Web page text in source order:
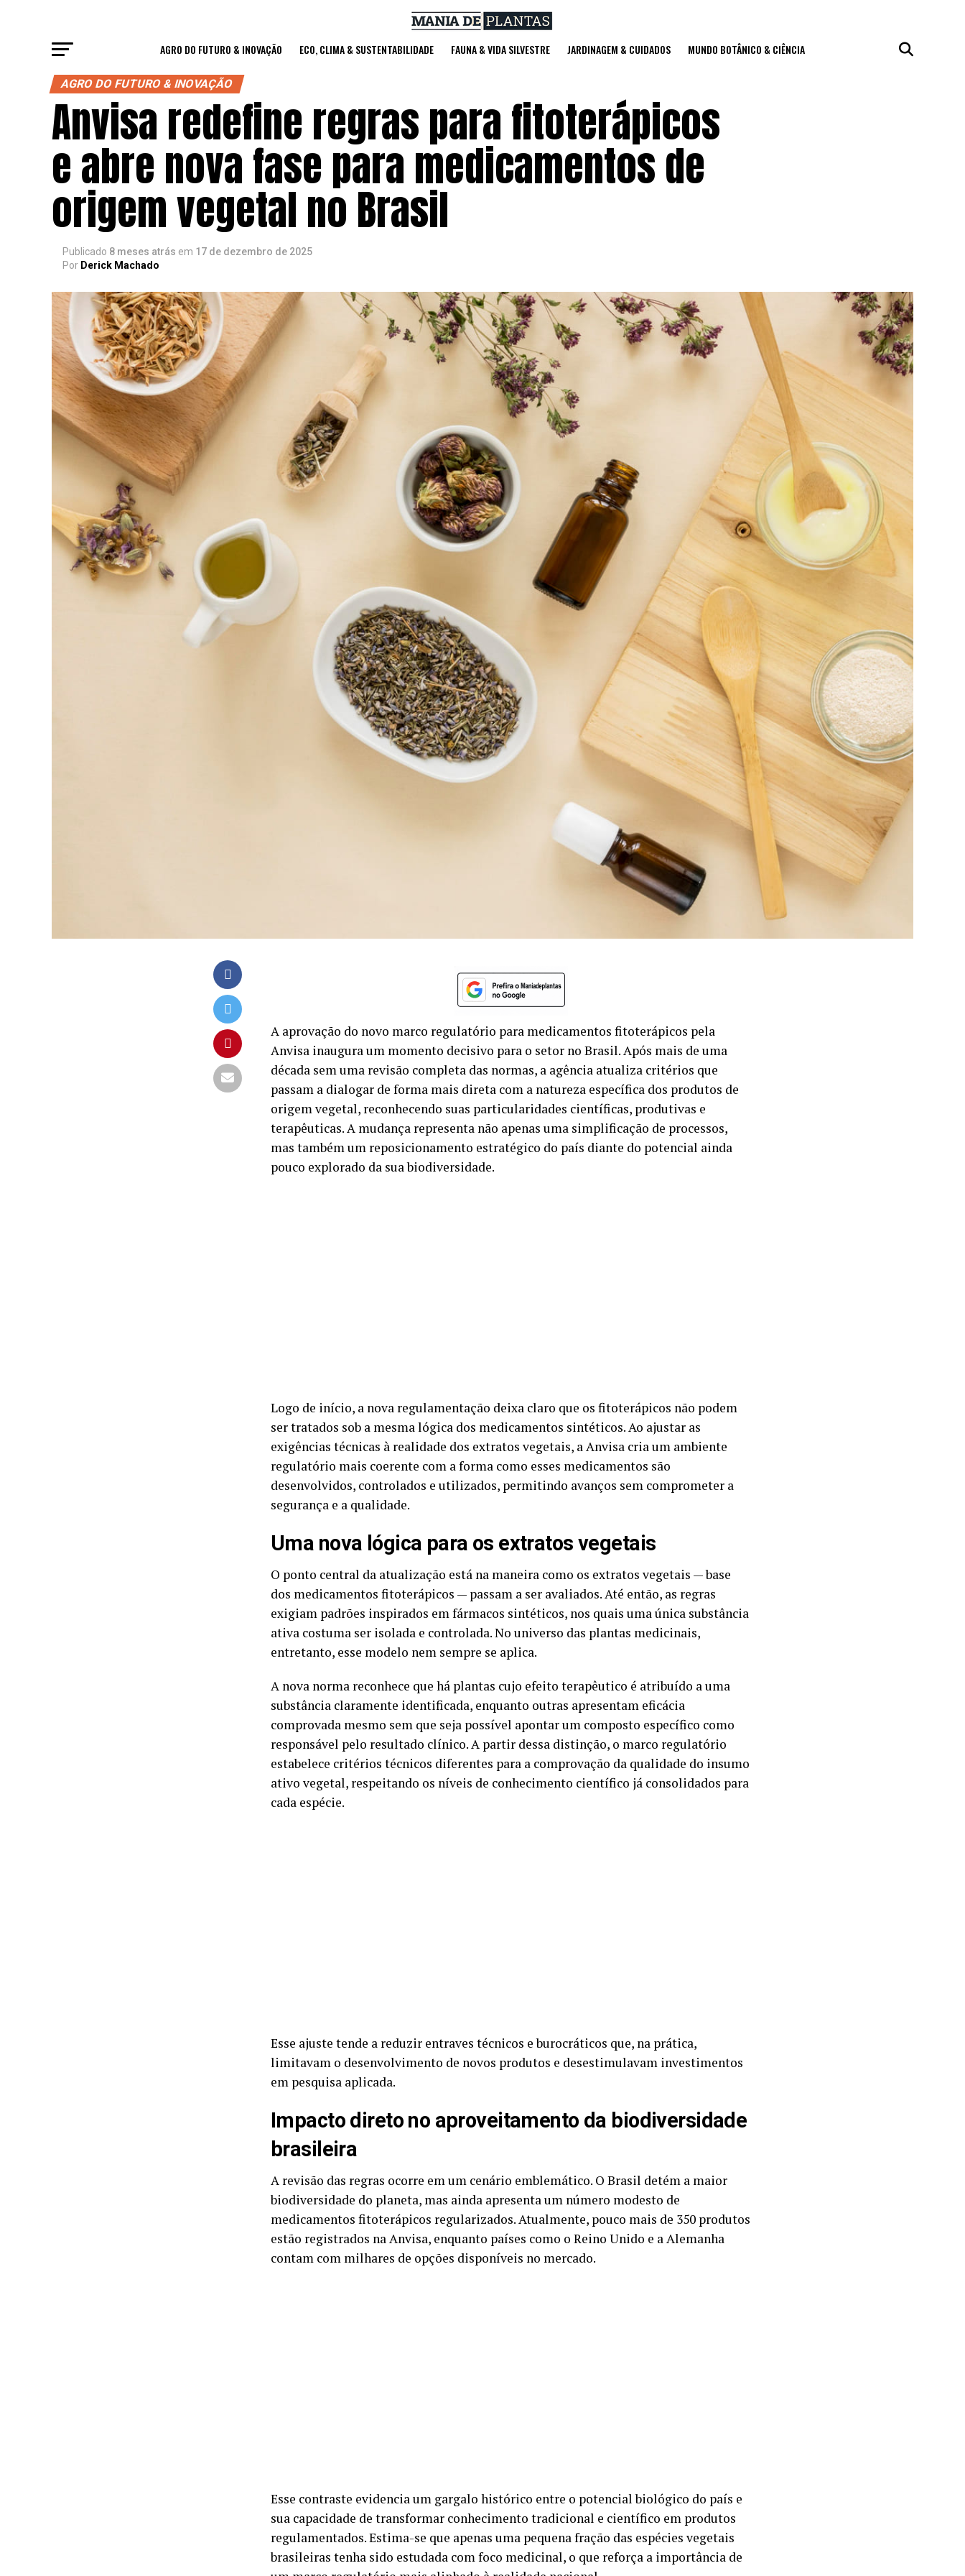
AGRO DO FUTURO & INOVAÇÃO ECO, CLIMA & SUSTENTABILIDADE FAUNA & VIDA SILVESTRE JARDINAGEM & CUIDADOS MUNDO BOTÂNICO & CIÊNCIA
AGRO DO FUTURO & INOVAÇÃO
Anvisa redefine regras para fitoterápicos
e abre nova fase para medicamentos de
origem vegetal no Brasil
Publicado 8 meses atrás em 17 de dezembro de 2025
Por Derick Machado
A aprovação do novo marco regulatório para medicamentos fitoterápicos pela
Anvisa inaugura um momento decisivo para o setor no Brasil. Após mais de uma
década sem uma revisão completa das normas, a agência atualiza critérios que
passam a dialogar de forma mais direta com a natureza específica dos produtos de
origem vegetal, reconhecendo suas particularidades científicas, produtivas e
terapêuticas. A mudança representa não apenas uma simplificação de processos,
mas também um reposicionamento estratégico do país diante do potencial ainda
pouco explorado da sua biodiversidade.
Logo de início, a nova regulamentação deixa claro que os fitoterápicos não podem
ser tratados sob a mesma lógica dos medicamentos sintéticos. Ao ajustar as
exigências técnicas à realidade dos extratos vegetais, a Anvisa cria um ambiente
regulatório mais coerente com a forma como esses medicamentos são
desenvolvidos, controlados e utilizados, permitindo avanços sem comprometer a
segurança e a qualidade.
Uma nova lógica para os extratos vegetais
O ponto central da atualização está na maneira como os extratos vegetais — base
dos medicamentos fitoterápicos — passam a ser avaliados. Até então, as regras
exigiam padrões inspirados em fármacos sintéticos, nos quais uma única substância
ativa costuma ser isolada e controlada. No universo das plantas medicinais,
entretanto, esse modelo nem sempre se aplica.
A nova norma reconhece que há plantas cujo efeito terapêutico é atribuído a uma
substância claramente identificada, enquanto outras apresentam eficácia
comprovada mesmo sem que seja possível apontar um composto específico como
responsável pelo resultado clínico. A partir dessa distinção, o marco regulatório
estabelece critérios técnicos diferentes para a comprovação da qualidade do insumo
ativo vegetal, respeitando os níveis de conhecimento científico já consolidados para
cada espécie.
Esse ajuste tende a reduzir entraves técnicos e burocráticos que, na prática,
limitavam o desenvolvimento de novos produtos e desestimulavam investimentos
em pesquisa aplicada.
Impacto direto no aproveitamento da biodiversidade
brasileira
A revisão das regras ocorre em um cenário emblemático. O Brasil detém a maior
biodiversidade do planeta, mas ainda apresenta um número modesto de
medicamentos fitoterápicos regularizados. Atualmente, pouco mais de 350 produtos
estão registrados na Anvisa, enquanto países como o Reino Unido e a Alemanha
contam com milhares de opções disponíveis no mercado.
Esse contraste evidencia um gargalo histórico entre o potencial biológico do país e
sua capacidade de transformar conhecimento tradicional e científico em produtos
regulamentados. Estima-se que apenas uma pequena fração das espécies vegetais
brasileiras tenha sido estudada com foco medicinal, o que reforça a importância de